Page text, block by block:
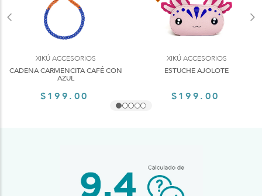
XIKÚ ACCESORIOS
CADENA CARMENCITA CAFÉ CON
AZUL
$199.00
XIKÚ ACCESORIOS
ESTUCHE AJOLOTE
$199.00